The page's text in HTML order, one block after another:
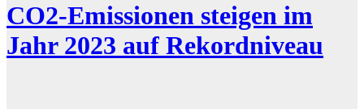
CO2-Emissionen steigen im
Jahr 2023 auf Rekordniveau